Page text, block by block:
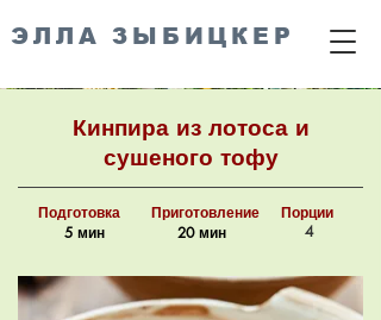
ЭЛЛА ЗЫБИЦКЕР
Кинпира из лотоса и
сушеного тофу
Подготовка
5 мин
Приготовление
20 мин
Порции
4